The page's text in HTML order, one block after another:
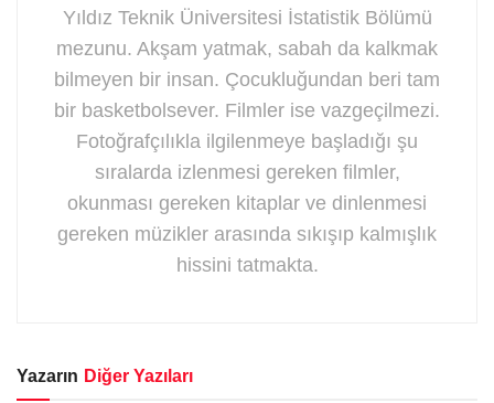
Yıldız Teknik Üniversitesi İstatistik Bölümü
mezunu. Akşam yatmak, sabah da kalkmak
bilmeyen bir insan. Çocukluğundan beri tam
bir basketbolsever. Filmler ise vazgeçilmezi.
Fotoğrafçılıkla ilgilenmeye başladığı şu
sıralarda izlenmesi gereken filmler,
okunması gereken kitaplar ve dinlenmesi
gereken müzikler arasında sıkışıp kalmışlık
hissini tatmakta.
Yazarın Diğer Yazıları